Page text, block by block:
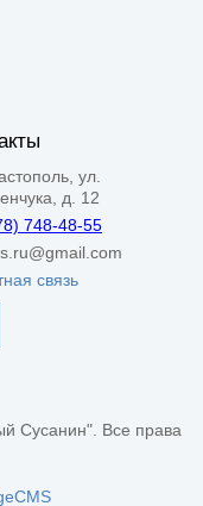
ул.
д. 12
748-48-55
связь
Сусанин". Все права